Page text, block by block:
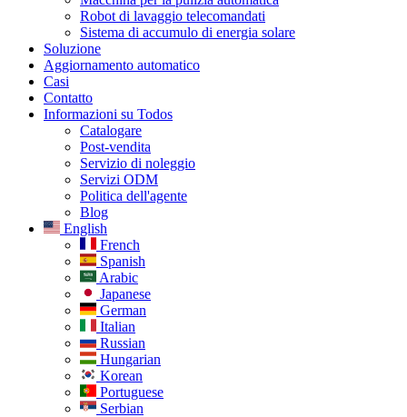
Robot di lavaggio telecomandati
Sistema di accumulo di energia solare
Soluzione
Aggiornamento automatico
Casi
Contatto
Informazioni su Todos
Catalogare
Post-vendita
Servizio di noleggio
Servizi ODM
Politica dell'agente
Blog
English
French
Spanish
Arabic
Japanese
German
Italian
Russian
Hungarian
Korean
Portuguese
Serbian